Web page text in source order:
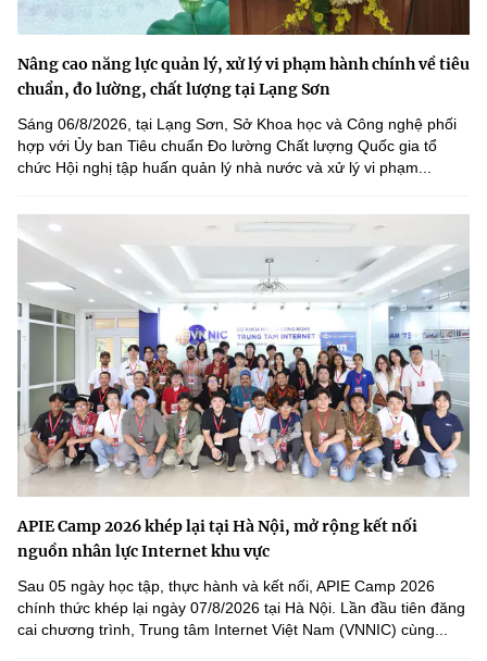
Nâng cao năng lực quản lý, xử lý vi phạm hành chính về tiêu
chuẩn, đo lường, chất lượng tại Lạng Sơn
Sáng 06/8/2026, tại Lạng Sơn, Sở Khoa học và Công nghệ phối
hợp với Ủy ban Tiêu chuẩn Đo lường Chất lượng Quốc gia tổ
chức Hội nghị tập huấn quản lý nhà nước và xử lý vi phạm...
APIE Camp 2026 khép lại tại Hà Nội, mở rộng kết nối
nguồn nhân lực Internet khu vực
Sau 05 ngày học tập, thực hành và kết nối, APIE Camp 2026
chính thức khép lại ngày 07/8/2026 tại Hà Nội. Lần đầu tiên đăng
cai chương trình, Trung tâm Internet Việt Nam (VNNIC) cùng...